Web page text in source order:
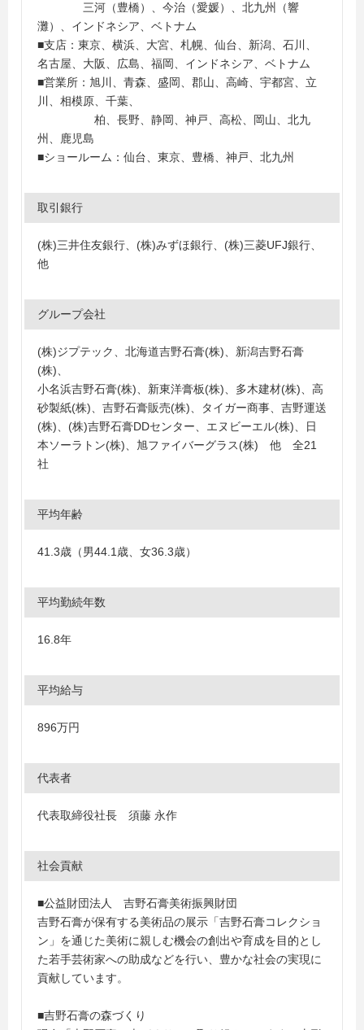
三河（豊橋）、今治（愛媛）、北九州（響
灘）、インドネシア、ベトナム
■支店：東京、横浜、大宮、札幌、仙台、新潟、石川、
名古屋、大阪、広島、福岡、インドネシア、ベトナム
■営業所：旭川、青森、盛岡、郡山、高崎、宇都宮、立
川、相模原、千葉、
柏、長野、静岡、神戸、高松、岡山、北九
州、鹿児島
■ショールーム：仙台、東京、豊橋、神戸、北九州
取引銀行
(株)三井住友銀行、(株)みずほ銀行、(株)三菱UFJ銀行、
他
グループ会社
(株)ジプテック、北海道吉野石膏(株)、新潟吉野石膏
(株)、
小名浜吉野石膏(株)、新東洋膏板(株)、多木建材(株)、高
砂製紙(株)、吉野石膏販売(株)、タイガー商事、吉野運送
(株)、(株)吉野石膏DDセンター、エヌビーエル(株)、日
本ソーラトン(株)、旭ファイバーグラス(株) 他 全21
社
平均年齢
41.3歳（男44.1歳、女36.3歳）
平均勤続年数
16.8年
平均給与
896万円
代表者
代表取締役社長 須藤 永作
社会貢献
■公益財団法人 吉野石膏美術振興財団
吉野石膏が保有する美術品の展示「吉野石膏コレクショ
ン」を通じた美術に親しむ機会の創出や育成を目的とし
た若手芸術家への助成などを行い、豊かな社会の実現に
貢献しています。
■吉野石膏の森づくり